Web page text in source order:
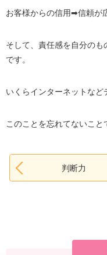
お客様からの信用➡信頼が
そして、責任感を自分の
です。
いくらインターネットなど
このことを忘れてないこと
判断力